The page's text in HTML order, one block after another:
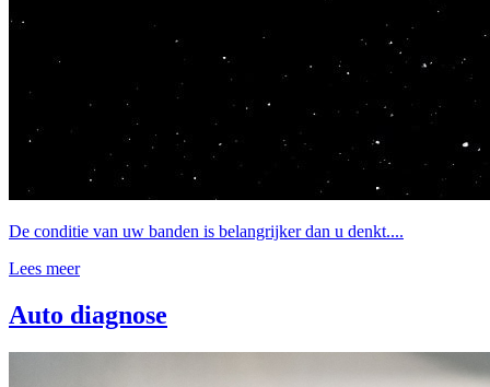
De conditie van uw banden is belangrijker dan u denkt....
Lees meer
Auto diagnose